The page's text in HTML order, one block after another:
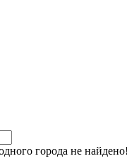
города не найдено!